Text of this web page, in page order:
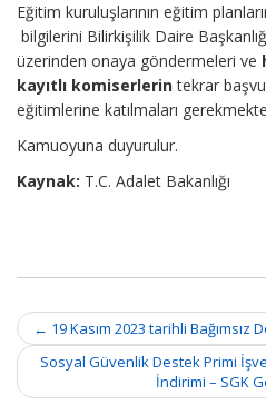
Eğitim kuruluşlarının eğitim
bilgilerini Bilirkişilik Daire
üzerinden onaya göndermeleri ve
kayıtlı komiserlerintekrar
eğitimlerine katılmaları
Kamuoyuna duyurulur.
Kaynak: T.C. Adalet Bakanlığı
Post
navigation
← 19 Kasım 2023 tarihli Bağımsız
Sosyal Güvenlik Destek Primi
İndirimi – SGK